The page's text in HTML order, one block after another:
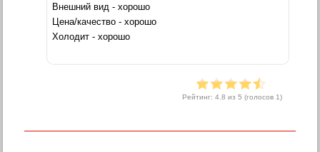
Внешний вид - хорошо
Цена/качество - хорошо
Холодит - хорошо
Рейтинг: 4.8 из 5 (голосов 1)